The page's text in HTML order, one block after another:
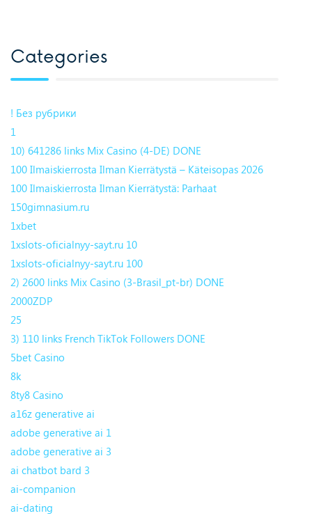
Categories
! Без рубрики
1
10) 641286 links Mix Casino (4-DE) DONE
100 Ilmaiskierrosta Ilman Kierrätystä – Käteisopas 2026
100 Ilmaiskierrosta Ilman Kierrätystä: Parhaat
150gimnasium.ru
1xbet
1xslots-oficialnyy-sayt.ru 10
1xslots-oficialnyy-sayt.ru 100
2) 2600 links Mix Casino (3-Brasil_pt-br) DONE
2000ZDP
25
3) 110 links French TikTok Followers DONE
5bet Casino
8k
8ty8 Casino
a16z generative ai
adobe generative ai 1
adobe generative ai 3
ai chatbot bard 3
ai-companion
ai-dating